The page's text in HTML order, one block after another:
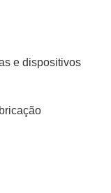
e dispositivos